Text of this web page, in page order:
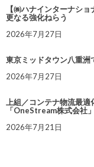
【㈱ハナインターナシ
更なる強化ねらう
2026年7月27日
東京ミッドタウン八重洲
2026年7月27日
上組／コンテナ物流最適
「OneStream株式会社
2026年7月21日